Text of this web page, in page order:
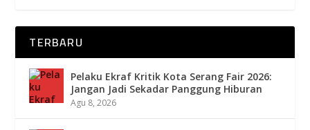
TERBARU
Pelaku Ekraf Kritik Kota Serang Fair 2026:
Jangan Jadi Sekadar Panggung Hiburan
Agu 8, 2026